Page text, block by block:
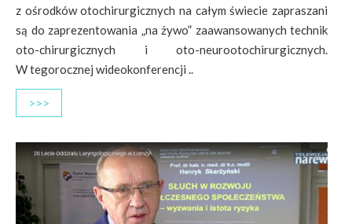
z ośrodków otochirurgicznych na całym świecie zapraszani
są do zaprezentowania „na żywo” zaawansowanych technik
oto-chirurgicznych i oto-neurootochirurgicznych.
W tegorocznej wideokonferencji ..
>>>